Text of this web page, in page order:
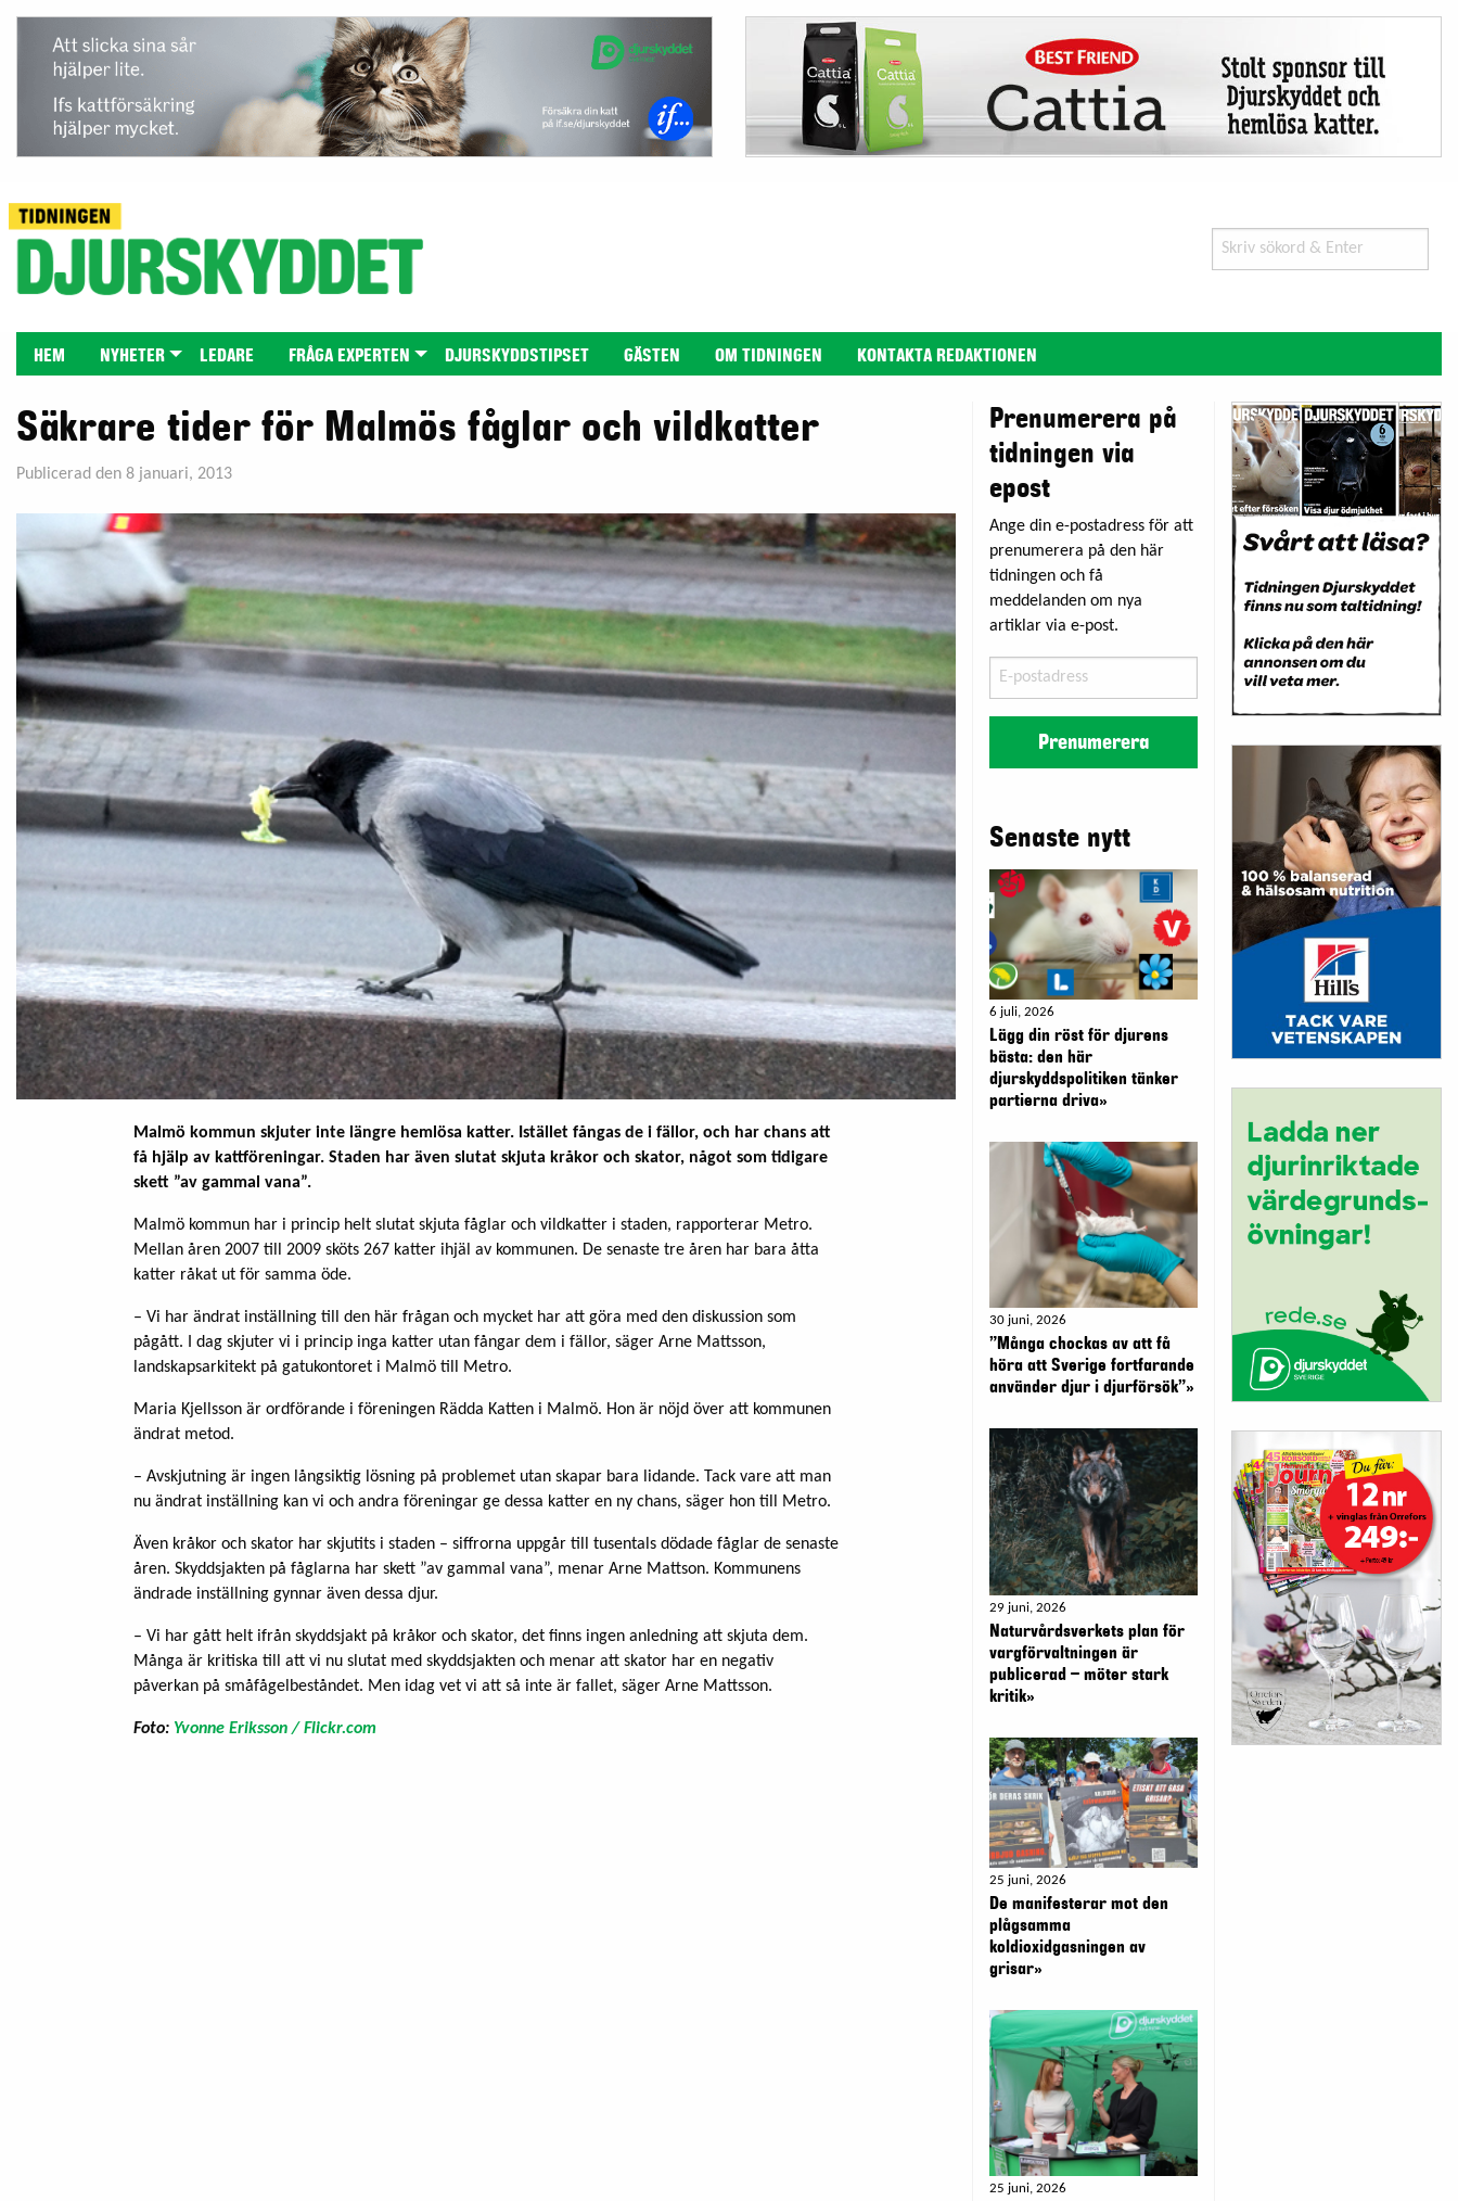
Search
for:
HEM NYHETER LEDARE FRÅGA EXPERTEN DJURSKYDDSTIPSET GÄSTEN OM TIDNINGEN KONTAKTA REDAKTIONEN
Säkrare tider för Malmös fåglar och vildkatter
Publicerad den 8 januari, 2013
Malmö kommun skjuter inte längre hemlösa katter. Istället fångas de i fällor, och har chans att
få hjälp av kattföreningar. Staden har även slutat skjuta kråkor och skator, något som tidigare
skett ”av gammal vana”.
Malmö kommun har i princip helt slutat skjuta fåglar och vildkatter i staden, rapporterar Metro.
Mellan åren 2007 till 2009 sköts 267 katter ihjäl av kommunen. De senaste tre åren har bara åtta
katter råkat ut för samma öde.
– Vi har ändrat inställning till den här frågan och mycket har att göra med den diskussion som
pågått. I dag skjuter vi i princip inga katter utan fångar dem i fällor, säger Arne Mattsson,
landskapsarkitekt på gatukontoret i Malmö till Metro.
Maria Kjellsson är ordförande i föreningen Rädda Katten i Malmö. Hon är nöjd över att kommunen
ändrat metod.
– Avskjutning är ingen långsiktig lösning på problemet utan skapar bara lidande. Tack vare att man
nu ändrat inställning kan vi och andra föreningar ge dessa katter en ny chans, säger hon till Metro.
Även kråkor och skator har skjutits i staden – siffrorna uppgår till tusentals dödade fåglar de senaste
åren. Skyddsjakten på fåglarna har skett ”av gammal vana”, menar Arne Mattson. Kommunens
ändrade inställning gynnar även dessa djur.
– Vi har gått helt ifrån skyddsjakt på kråkor och skator, det finns ingen anledning att skjuta dem.
Många är kritiska till att vi nu slutat med skyddsjakten och menar att skator har en negativ
påverkan på småfågelbeståndet. Men idag vet vi att så inte är fallet, säger Arne Mattsson.
Foto: Yvonne Eriksson / Flickr.com
Prenumerera på
tidningen via
epost
Ange din e-postadress för att
prenumerera på den här
tidningen och få
meddelanden om nya
artiklar via e-post.
postadress
Prenumerera
Senaste nytt
6 juli, 2026
Lägg din röst för djurens
bästa: den här
djurskyddspolitiken tänker
partierna driva»
30 juni, 2026
”Många chockas av att få
höra att Sverige fortfarande
använder djur i djurförsök”»
29 juni, 2026
Naturvårdsverkets plan för
vargförvaltningen är
publicerad – möter stark
kritik»
25 juni, 2026
De manifesterar mot den
plågsamma
koldioxidgasningen av
grisar»
25 juni, 2026